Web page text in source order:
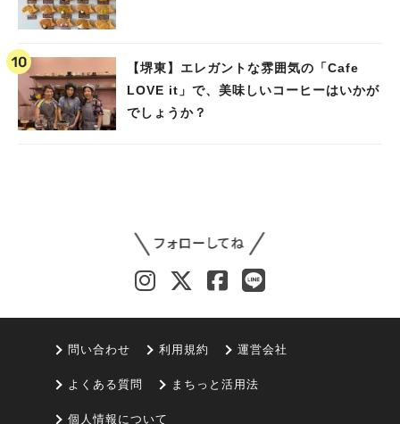
【堺東】エレガントな雰囲気の「Cafe
LOVE it」で、美味しいコーヒーはいかが
でしょうか？
問い合わせ 利用規約 運営会社
よくある質問 まちっと活用法
個人情報について